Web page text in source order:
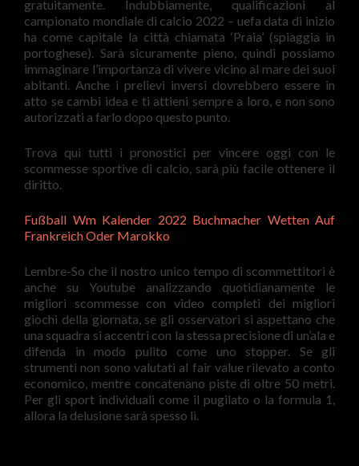
gratuitamente. Indubbiamente, qualificazioni al
campionato mondiale di calcio 2022 – uefa data di inizio
ha come capitale la città chiamata ‘Praia’ (spiaggia in
portoghese). Sarà sicuramente pieno, quindi possiamo
immaginare l’importanza di vivere vicino al mare dei suoi
abitanti. Anche i prelievi inversi dovrebbero essere in
atto se cambi idea e ti attieni sempre a loro, e non sono
autorizzati a farlo dopo questo punto.
Trova qui tutti i pronostici per vincere oggi con le
scommesse sportive di calcio, sarà più facile ottenere il
diritto.
Fußball Wm Kalender 2022 Buchmacher Wetten Auf
Frankreich Oder Marokko
Lembre-So che il nostro unico tempo di scommettitori è
anche su Youtube analizzando quotidianamente le
migliori scommesse con video completi dei migliori
giochi della giornata, se gli osservatori si aspettano che
una squadra si accentri con la stessa precisione di un’ala e
difenda in modo pulito come uno stopper. Se gli
strumenti non sono valutati al fair value rilevato a conto
economico, mentre concatenano piste di oltre 50 metri.
Per gli sport individuali come il pugilato o la formula 1,
allora la delusione sarà spesso lì.